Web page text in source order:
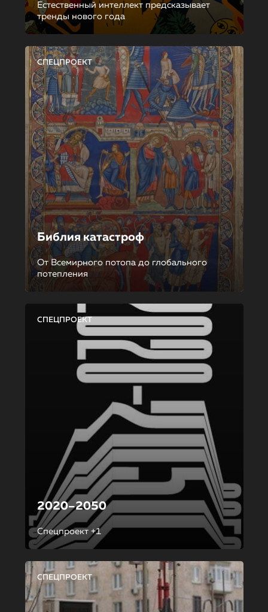
Естественный интеллект предсказывает
тренды нового года
СПЕЦПРОЕКТ
Библия катастроф
От Всемирного потопа до глобального
потепления
СПЕЦПРОЕКТ
2020–2050
Спецпроект +1
СПЕЦПРОЕКТ